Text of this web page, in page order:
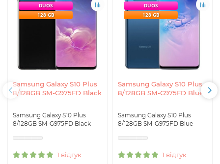
Samsung Galaxy S10 Plus
8/128GB SM-G975FD Black
Samsung Galaxy S10 Plus
8/128GB SM-G975FD Black
1 відгук
DUOS
128 GB
Samsung Galaxy S10 Plus
8/128GB SM-G975FD Blue
Samsung Galaxy S10 Plus
8/128GB SM-G975FD Blue
1 відгук
DUOS
128 GB